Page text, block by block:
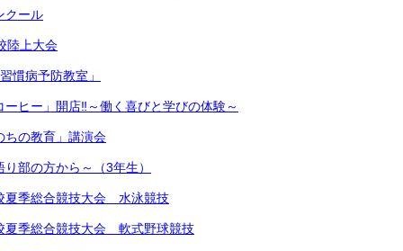
クール
陸上大会
慣病予防教室」
ヒー」開店‼︎～働く喜びと学びの体験～
ちの教育」講演会
部の方から～（3年生）
夏季総合競技大会 水泳競技
夏季総合競技大会 軟式野球競技